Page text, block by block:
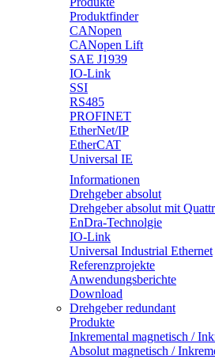
Produktfinder
CANopen
CANopen Lift
SAE J1939
IO-Link
SSI
RS485
PROFINET
EtherNet/IP
EtherCAT
Universal IE
Informationen
Drehgeber absolut
Drehgeber absolut mit
EnDra-Technolgie
IO-Link
Universal Industrial Ethernet
Referenzprojekte
Anwendungsberichte
Download
Drehgeber redundant
Produkte
Inkremental magnetisch /
Absolut magnetisch /